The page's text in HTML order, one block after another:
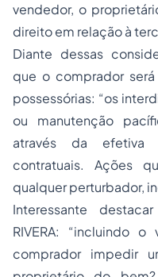
vendedor, o
direito em relação à
Diante dessas
que o comprador
possessórias: “os
ou manutenção
através da efetiva
contratuais. Ações
qualquer perturbador,
Interessante
RIVERA: “incluindo
comprador impedir